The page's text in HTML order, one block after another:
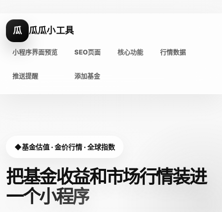
瓜 瓜瓜小工具
小程序界面预览 SEO页面 核心功能 行情数据
推送提醒 添加基金
基金估值 · 金价行情 · 全球指数
把基金收益和市场行情装进
一个小程序